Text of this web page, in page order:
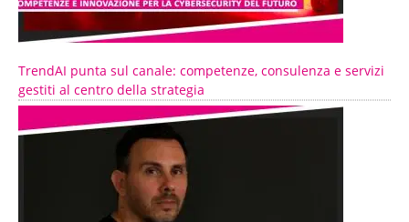
TrendAI punta sul canale: competenze, consulenza e servizi
gestiti al centro della strategia